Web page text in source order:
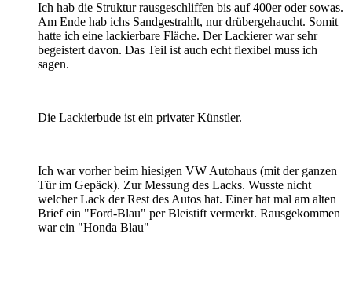
Ich hab die Struktur rausgeschliffen bis auf 400er oder sowas.
Am Ende hab ichs Sandgestrahlt, nur drübergehaucht. Somit
hatte ich eine lackierbare Fläche. Der Lackierer war sehr
begeistert davon. Das Teil ist auch echt flexibel muss ich
sagen.
Die Lackierbude ist ein privater Künstler.
Ich war vorher beim hiesigen VW Autohaus (mit der ganzen
Tür im Gepäck). Zur Messung des Lacks. Wusste nicht
welcher Lack der Rest des Autos hat. Einer hat mal am alten
Brief ein "Ford-Blau" per Bleistift vermerkt. Rausgekommen
war ein "Honda Blau"